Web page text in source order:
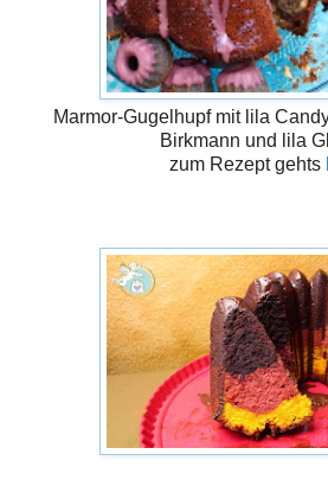
Marmor-Gugelhupf mit lila
Birkmann und lila
zum Rezept gehts